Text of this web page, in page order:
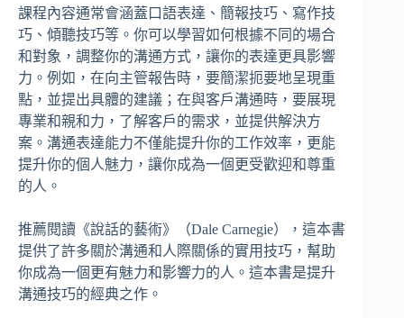
課程內容通常會涵蓋口語表達、簡報技巧、寫作技
巧、傾聽技巧等。你可以學習如何根據不同的場合
和對象，調整你的溝通方式，讓你的表達更具影響
力。例如，在向主管報告時，要簡潔扼要地呈現重
點，並提出具體的建議；在與客戶溝通時，要展現
專業和親和力，了解客戶的需求，並提供解決方
案。溝通表達能力不僅能提升你的工作效率，更能
提升你的個人魅力，讓你成為一個更受歡迎和尊重
的人。
推薦閱讀《說話的藝術》（Dale Carnegie），這本書
提供了許多關於溝通和人際關係的實用技巧，幫助
你成為一個更有魅力和影響力的人。這本書是提升
溝通技巧的經典之作。